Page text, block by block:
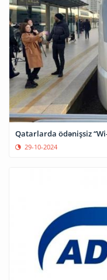
Qatarlarda ödənişsiz
29-10-2024